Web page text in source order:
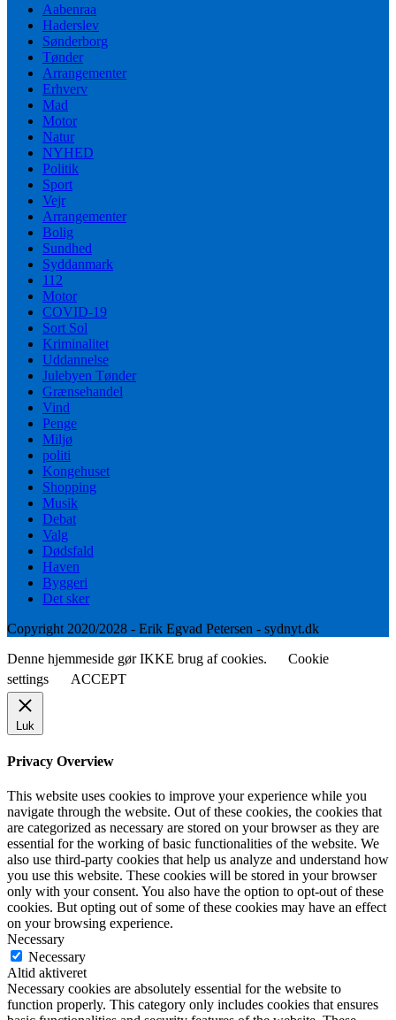
Aabenraa
Haderslev
Sønderborg
Tønder
Arrangementer
Erhverv
Mad
Motor
Natur
NYHED
Politik
Sport
Vejr
Arrangementer
Bolig
Sundhed
Syddanmark
112
Motor
COVID-19
Sort Sol
Kriminalitet
Uddannelse
Julebyen Tønder
Grænsehandel
Vind
Penge
Miljø
politi
Kongehuset
Shopping
Musik
Debat
Valg
Dødsfald
Haven
Byggeri
Det sker
Copyright 2020/2028 - Erik Egvad Petersen - sydnyt.dk
Denne hjemmeside gør IKKE brug af cookies.
Cookie
settings
ACCEPT
Luk
Privacy Overview
This website uses cookies to improve your experience while you
navigate through the website. Out of these cookies, the cookies that
are categorized as necessary are stored on your browser as they are
essential for the working of basic functionalities of the website. We
also use third-party cookies that help us analyze and understand how
you use this website. These cookies will be stored in your browser
only with your consent. You also have the option to opt-out of these
cookies. But opting out of some of these cookies may have an effect
on your browsing experience.
Necessary
Necessary
Altid aktiveret
Necessary cookies are absolutely essential for the website to
function properly. This category only includes cookies that ensures